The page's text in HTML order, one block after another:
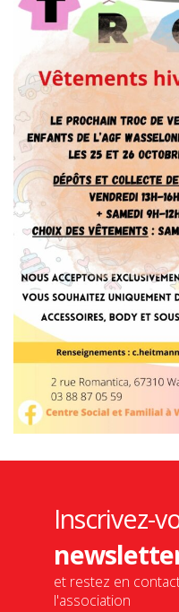
Inscrivez-
et restez en
l'association